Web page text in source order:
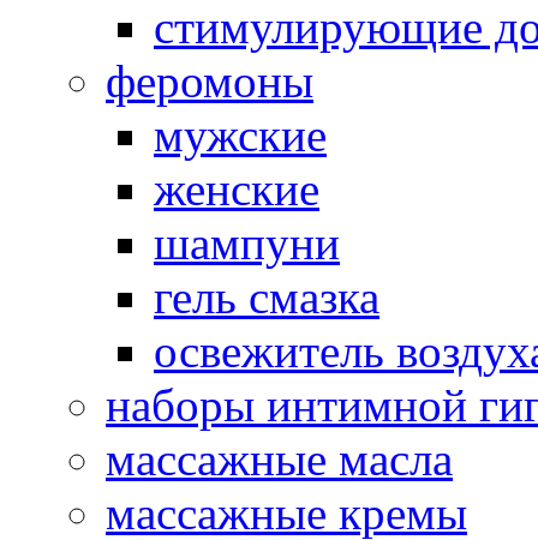
стимулирующие
феромоны
мужские
женские
шампуни
гель смазка
освежитель
наборы интимной
массажные масла
массажные кремы